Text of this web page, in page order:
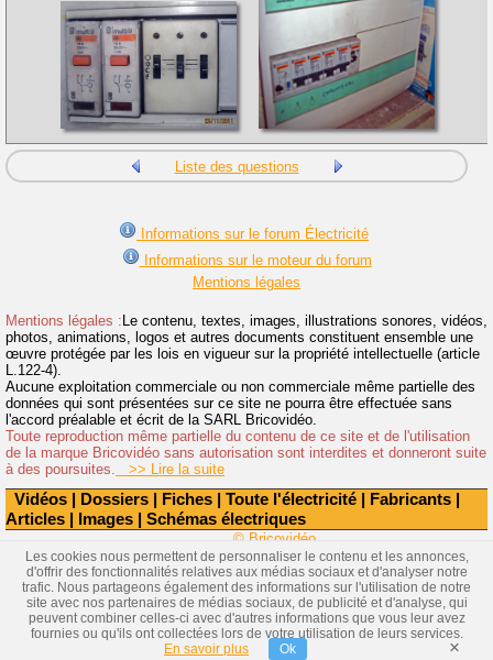
Vidéos | Dossiers | Fiches | Toute l'électricité | Fabricants |
Articles | Images | Schémas électriques
Liste des questions
Informations sur le forum Électricité
Informations sur le moteur du forum
Mentions légales
Mentions légales :Le contenu, textes, images, illustrations sonores, vidéos,
photos, animations, logos et autres documents constituent ensemble une
œuvre protégée par les lois en vigueur sur la propriété intellectuelle (article
L.122-4).
Aucune exploitation commerciale ou non commerciale même partielle des
données qui sont présentées sur ce site ne pourra être effectuée sans
l'accord préalable et écrit de la SARL Bricovidéo.
Toute reproduction même partielle du contenu de ce site et de l'utilisation
de la marque Bricovidéo sans autorisation sont interdites et donneront suite
à des poursuites.
>> Lire la suite
© Bricovidéo
Les cookies nous permettent de personnaliser le contenu et les annonces,
d'offrir des fonctionnalités relatives aux médias sociaux et d'analyser notre
trafic. Nous partageons également des informations sur l'utilisation de notre
site avec nos partenaires de médias sociaux, de publicité et d'analyse, qui
peuvent combiner celles-ci avec d'autres informations que vous leur avez
fournies ou qu'ils ont collectées lors de votre utilisation de leurs services.
En savoir plus
Ok ×